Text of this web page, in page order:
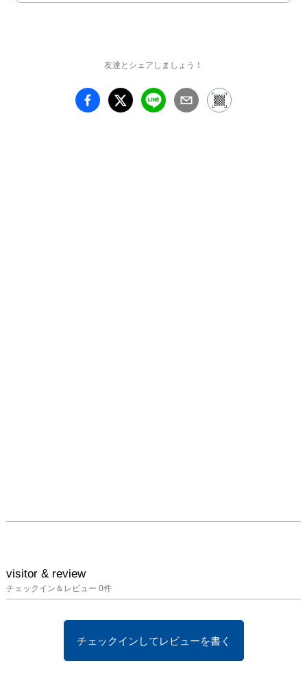
友達とシェアしましょう！
visitor & review
チェックイン＆レビュー 0件
チェックインしてレビューを書く